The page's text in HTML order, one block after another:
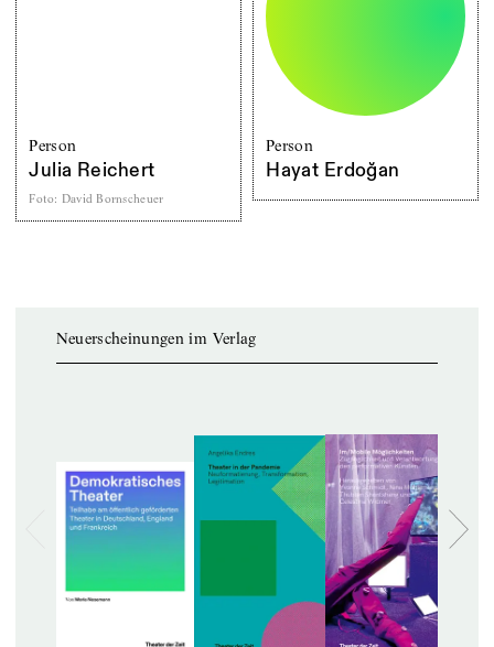
Person
Julia Reichert
Foto: David Bornscheuer
Person
Hayat Erdoğan
Neuerscheinungen im Verlag